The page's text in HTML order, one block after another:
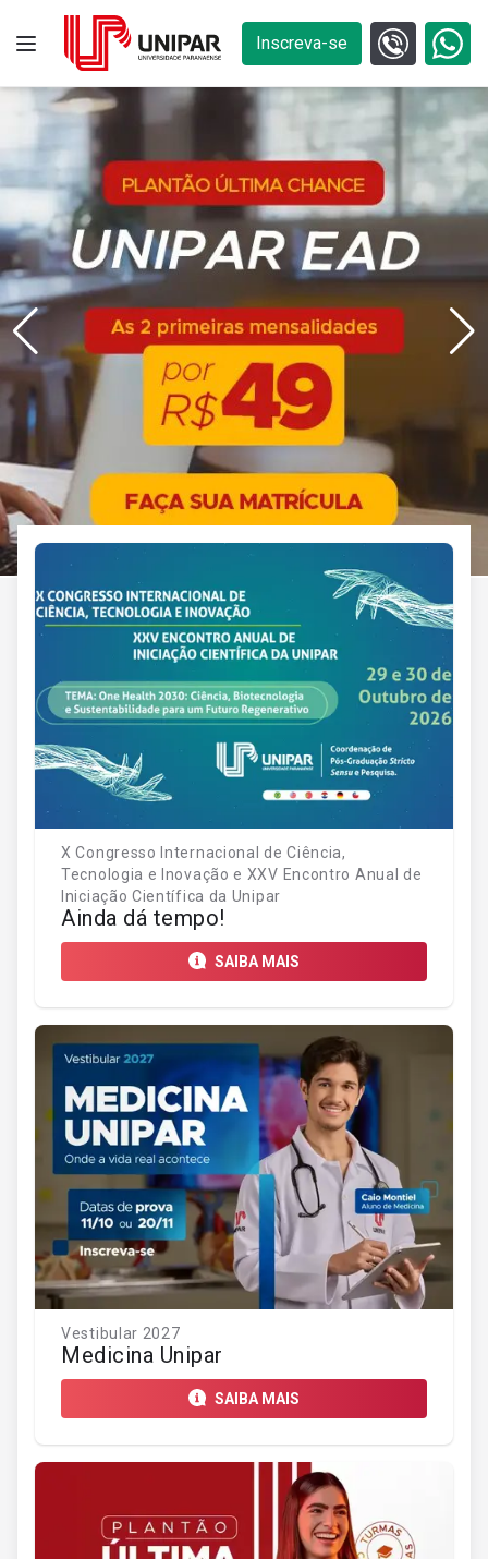
Inscreva-se
X Congresso Internacional de Ciência,
Tecnologia e Inovação e XXV Encontro Anual de
Iniciação Científica da Unipar
Ainda dá tempo!
SAIBA MAIS
Vestibular 2027
Medicina Unipar
SAIBA MAIS